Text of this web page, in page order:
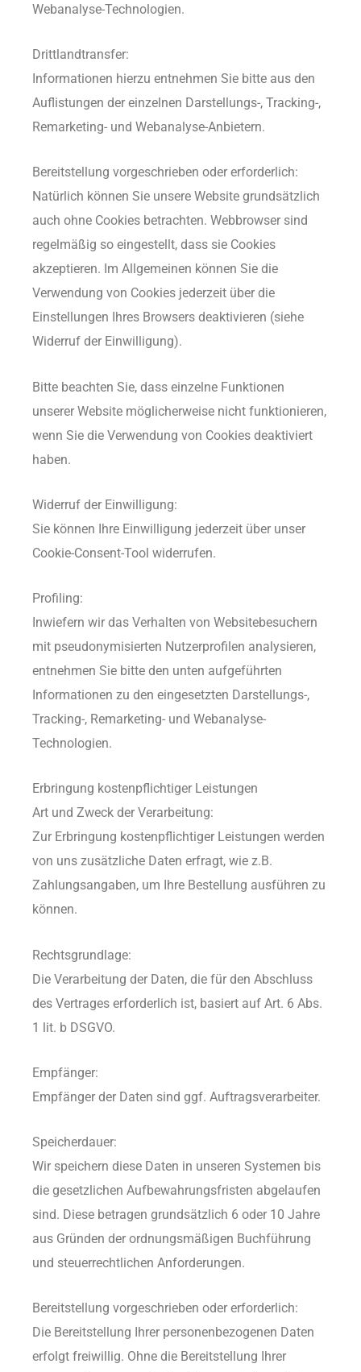
Webanalyse-Technologien.
Drittlandtransfer:
Informationen hierzu entnehmen Sie bitte aus den
Auflistungen der einzelnen Darstellungs-, Tracking-,
Remarketing- und Webanalyse-Anbietern.
Bereitstellung vorgeschrieben oder erforderlich:
Natürlich können Sie unsere Website grundsätzlich
auch ohne Cookies betrachten. Webbrowser sind
regelmäßig so eingestellt, dass sie Cookies
akzeptieren. Im Allgemeinen können Sie die
Verwendung von Cookies jederzeit über die
Einstellungen Ihres Browsers deaktivieren (siehe
Widerruf der Einwilligung).
Bitte beachten Sie, dass einzelne Funktionen
unserer Website möglicherweise nicht funktionieren,
wenn Sie die Verwendung von Cookies deaktiviert
haben.
Widerruf der Einwilligung:
Sie können Ihre Einwilligung jederzeit über unser
Cookie-Consent-Tool widerrufen.
Profiling:
Inwiefern wir das Verhalten von Websitebesuchern
mit pseudonymisierten Nutzerprofilen analysieren,
entnehmen Sie bitte den unten aufgeführten
Informationen zu den eingesetzten Darstellungs-,
Tracking-, Remarketing- und Webanalyse-
Technologien.
Erbringung kostenpflichtiger Leistungen
Art und Zweck der Verarbeitung:
Zur Erbringung kostenpflichtiger Leistungen werden
von uns zusätzliche Daten erfragt, wie z.B.
Zahlungsangaben, um Ihre Bestellung ausführen zu
können.
Rechtsgrundlage:
Die Verarbeitung der Daten, die für den Abschluss
des Vertrages erforderlich ist, basiert auf Art. 6 Abs.
1 lit. b DSGVO.
Empfänger:
Empfänger der Daten sind ggf. Auftragsverarbeiter.
Speicherdauer:
Wir speichern diese Daten in unseren Systemen bis
die gesetzlichen Aufbewahrungsfristen abgelaufen
sind. Diese betragen grundsätzlich 6 oder 10 Jahre
aus Gründen der ordnungsmäßigen Buchführung
und steuerrechtlichen Anforderungen.
Bereitstellung vorgeschrieben oder erforderlich:
Die Bereitstellung Ihrer personenbezogenen Daten
erfolgt freiwillig. Ohne die Bereitstellung Ihrer